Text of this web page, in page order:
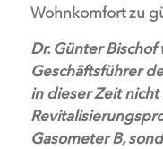
Wohnkomfort zu
Dr. Günter
Geschäftsführer
in dieser Zeit
Gasometer B,